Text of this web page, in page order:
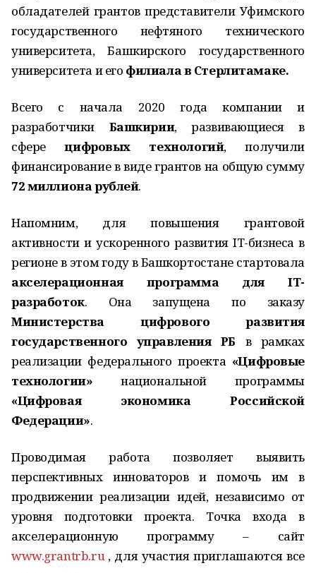
обладателей грантов представители Уфимского
государственного нефтяного технического
университета, Башкирского государственного
университета и его филиала в Стерлитамаке.
Всего с начала 2020 года компании и
разработчики Башкирии, развивающиеся в
сферецифровых технологий, получили
финансирование в виде грантов на общую сумму
72 миллиона рублей.
Напомним, для повышения грантовой
активности и ускоренного развития IТ-бизнеса в
регионе в этом году в Башкортостане стартовала
акселерационная программа для IT-
разработок. Она запущена по заказу
Министерства цифрового развития
государственного управления РБ в рамках
реализации федерального проекта «Цифровые
технологии» национальной программы
«Цифровая экономика Российской
Федерации».
Проводимая работа позволяет выявить
перспективных инноваторов и помочь им в
продвижении реализации идей, независимо от
уровня подготовки проекта. Точка входа в
акселерационную программу – сайт
www.grantrb.ru, для участия приглашаются все